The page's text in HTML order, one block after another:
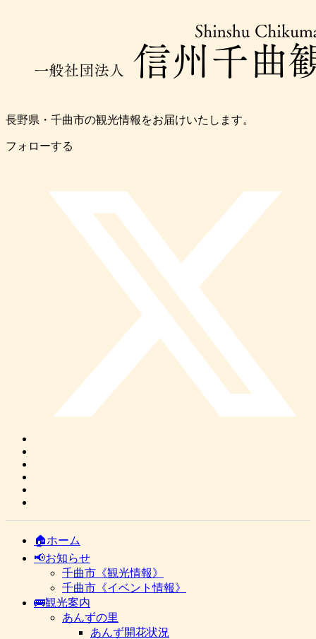
長野県・千曲市の観光情報をお届けいたします。
フォローする
🏠ホーム
📢お知らせ
千曲市《観光情報》
千曲市《イベント情報》
🚌観光案内
あんずの里
あんず開花状況